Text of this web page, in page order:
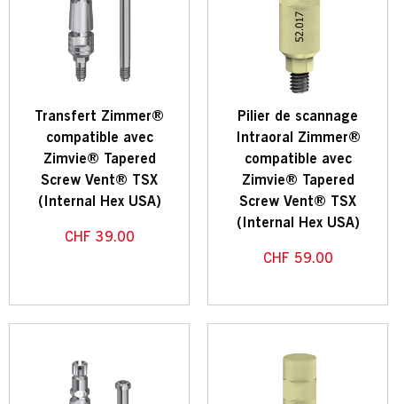
Transfert Zimmer®
compatible avec
Zimvie® Tapered
Screw Vent® TSX
(Internal Hex USA)
CHF 39.00
Pilier de scannage
Intraoral Zimmer®
compatible avec
Zimvie® Tapered
Screw Vent® TSX
(Internal Hex USA)
CHF 59.00